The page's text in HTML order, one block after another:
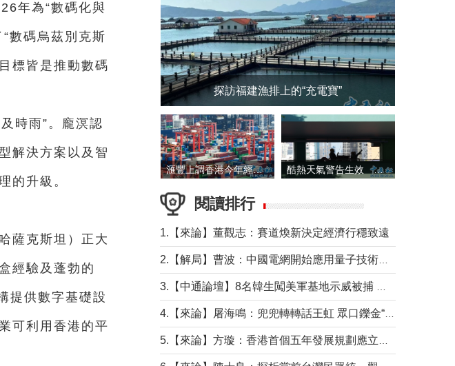
年為“數碼化與
數碼烏茲別克斯
標皆是推動數碼
時雨”。龐溟認
解決方案以及智
的升級。
薩克斯坦）正大
經驗及蓬勃的
提供數字基礎設
可利用香港的平
探訪福建漁排上的“充電寶”
滙豐上調香港今年經濟增長預測至4.5% 酷熱天氣警告生效 本港高溫持續至下周
閱讀排行
1.【來論】董觀志：賽道煥新決定經濟行穩致遠